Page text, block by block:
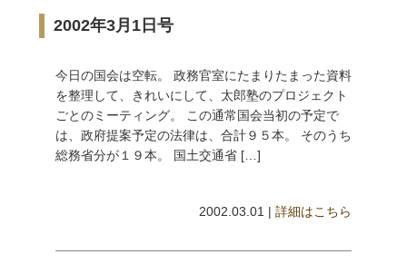
2002年3月1日号
今日の国会は空転。 政務官室にたまりたまった資料
を整理して、きれいにして、太郎塾のプロジェクト
ごとのミーティング。 この通常国会当初の予定で
は、政府提案予定の法律は、合計９５本。 そのうち
総務省分が１９本。 国土交通省 […]
2002.03.01 |詳細はこちら